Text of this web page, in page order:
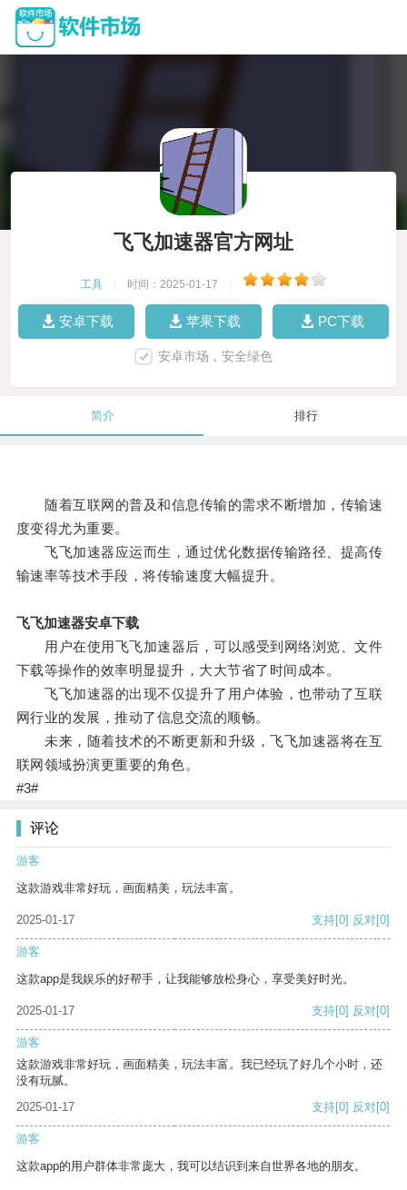
飞飞加速器官方网址
工具 时间：2025-01-17
安卓下载 苹果下载 PC下载
安卓市场，安全绿色
简介 排行
随着互联网的普及和信息传输的需求不断增加，传输速
度变得尤为重要。
飞飞加速器应运而生，通过优化数据传输路径、提高传
输速率等技术手段，将传输速度大幅提升。
飞飞加速器安卓下载
用户在使用飞飞加速器后，可以感受到网络浏览、文件
下载等操作的效率明显提升，大大节省了时间成本。
飞飞加速器的出现不仅提升了用户体验，也带动了互联
网行业的发展，推动了信息交流的顺畅。
未来，随着技术的不断更新和升级，飞飞加速器将在互
联网领域扮演更重要的角色。
#3#
评论
游客
这款游戏非常好玩，画面精美，玩法丰富。
2025-01-17 支持[0] 反对[0]
游客
这款app是我娱乐的好帮手，让我能够放松身心，享受美好时光。
2025-01-17 支持[0] 反对[0]
游客
这款游戏非常好玩，画面精美，玩法丰富。我已经玩了好几个小时，还
没有玩腻。
2025-01-17
支持[0] 反对[0]
游客
这款app的用户群体非常庞大，我可以结识到来自世界各地的朋友。